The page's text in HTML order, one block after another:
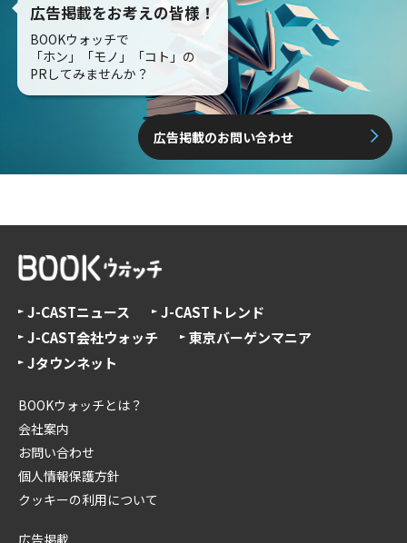
広告掲載をお考えの皆様！
BOOKウォッチで
「ホン」「モノ」「コト」の
PRしてみませんか？
広告掲載のお問い合わせ
J-CASTニュース
J-CASTトレンド
J-CAST会社ウォッチ
東京バーゲンマニア
Jタウンネット
BOOKウォッチとは？
会社案内
お問い合わせ
個人情報保護方針
クッキーの利用について
広告掲載